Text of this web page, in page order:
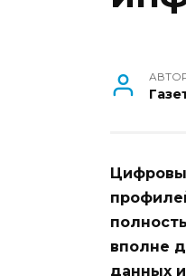
вполне
данных